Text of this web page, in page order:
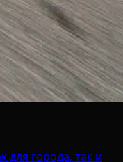
города, так и